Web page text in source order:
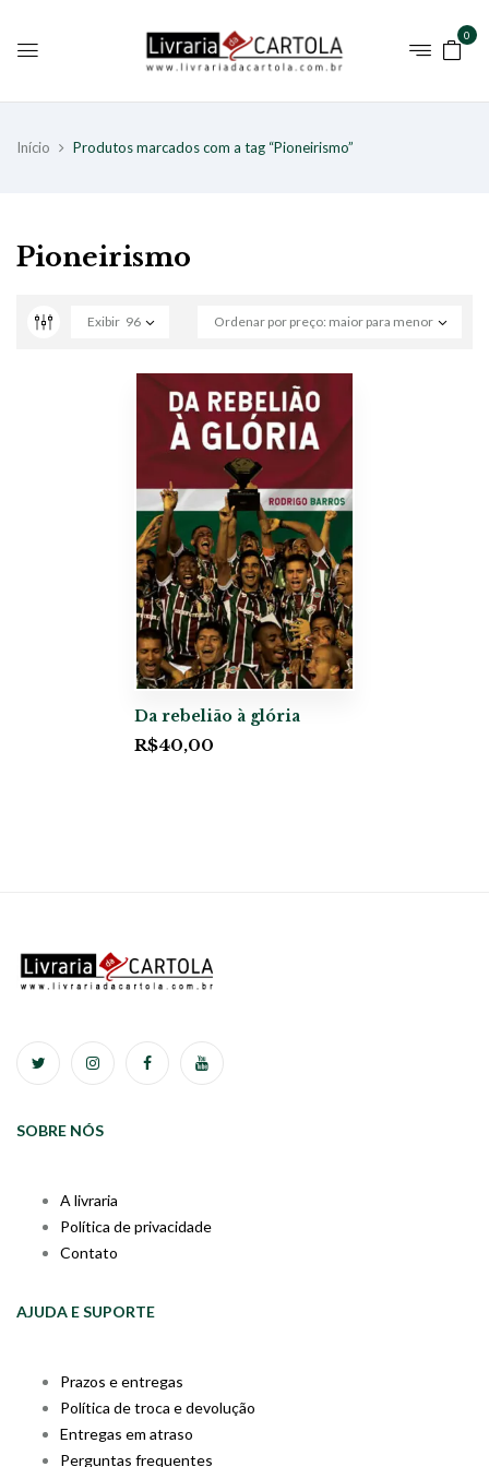
0
Início Produtos marcados com a tag “Pioneirismo”
Pioneirismo
Ordenar por preço: maior para menor
Exibir 96
Da rebelião à glória
R$40,00
SOBRE NÓS
A livraria
Política de privacidade
Contato
AJUDA E SUPORTE
Prazos e entregas
Política de troca e devolução
Entregas em atraso
Perguntas frequentes